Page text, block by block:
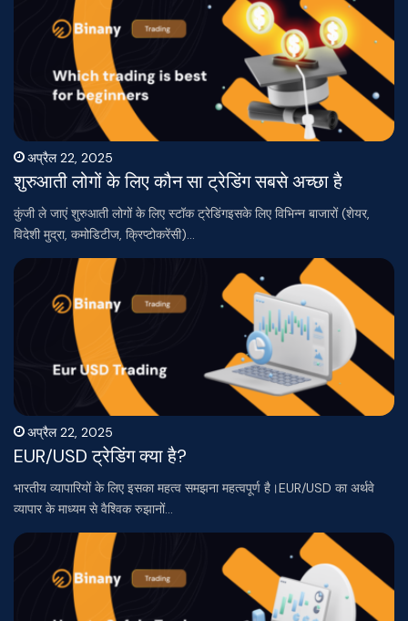
अप्रैल 22, 2025
शुरुआती लोगों के लिए कौन सा ट्रेडिंग सबसे अच्छा है
कुंजी ले जाएं शुरुआती लोगों के लिए स्टॉक ट्रेडिंगइसके लिए विभिन्न बाजारों (शेयर,
विदेशी मुद्रा, कमोडिटीज, क्रिप्टोकरेंसी)…
अप्रैल 22, 2025
EUR/USD ट्रेडिंग क्या है?
भारतीय व्यापारियों के लिए इसका महत्व समझना महत्वपूर्ण है।EUR/USD का अर्थवे
व्यापार के माध्यम से वैश्विक रुझानों…